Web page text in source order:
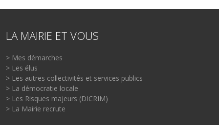
LA MAIRIE ET VOUS
> Mes démarches
> Les élus
> Les autres collectivités et services publics
> La démocratie locale
> Les Risques majeurs (DICRIM)
> La Mairie recrute